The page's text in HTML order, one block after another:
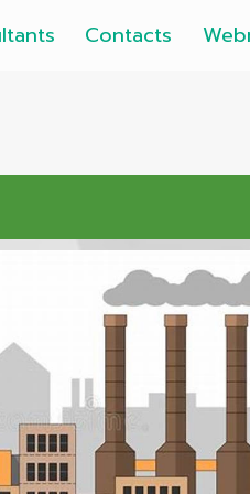
Contacts